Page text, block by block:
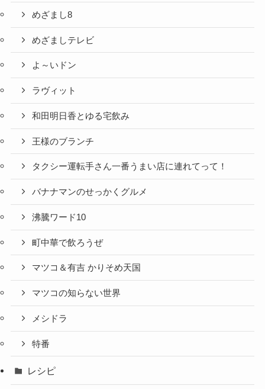
めざまし8
めざましテレビ
よ～いドン
ラヴィット
和田明日香とゆる宅飲み
王様のブランチ
タクシー運転手さん一番うまい店に連れてって！
バナナマンのせっかくグルメ
沸騰ワード10
町中華で飲ろうぜ
マツコ＆有吉 かりそめ天国
マツコの知らない世界
メシドラ
特番
レシピ